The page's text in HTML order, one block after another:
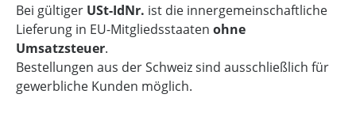
Bei gültiger USt-IdNr. ist die innergemeinschaftliche
Lieferung in EU-Mitgliedsstaaten ohne
Umsatzsteuer.
Bestellungen aus der Schweiz sind ausschließlich für
gewerbliche Kunden möglich.